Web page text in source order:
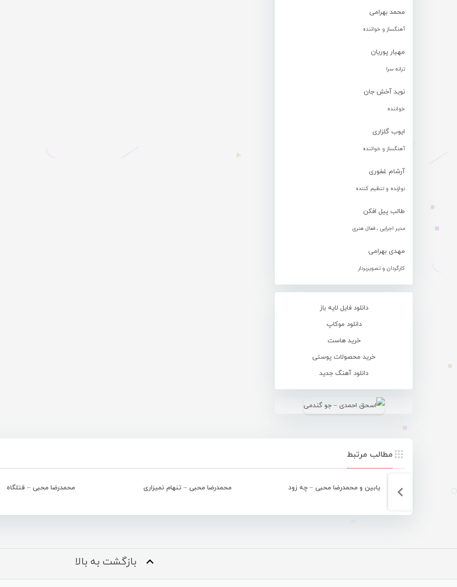
محمد بهرامی
آهنگساز و خواننده
مهیار پوریان
ترانه سرا
نوید آخش جان
خواننده
ایوب گلزاری
آهنگساز و خواننده
آرشام غفوری
نوازنده و تنظیم کننده
طالب پیل افکن
مدیر اجرایی ، فعال هنری
مهدی بهرامی
کارگردان و تصویربردار
دانلود فایل لایه باز
دانلود موکاپ
خرید هاست
خرید محصولات پوستی
دانلود آهنگ جدید
مطالب مرتبط
یابین و محمدرضا محبی – چه زود محمدرضا محبی – تنهام نمیزاری محمدرضا محبی – قتلگاه
بازگشت به بالا